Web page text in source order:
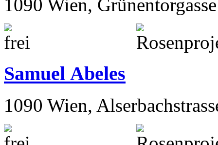
1090 Wien,
Samuel Abeles
1090 Wien,